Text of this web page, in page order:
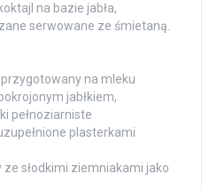
na bazie jabła,
serwowane ze śmietaną.
na mleku
jabłkiem,
pełnoziarniste
plasterkami
słodkimi ziemniakami jako